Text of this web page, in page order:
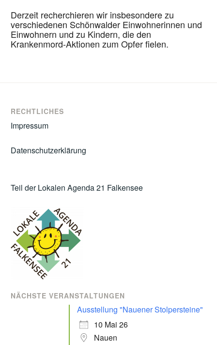
Derzeit recherchieren wir insbesondere zu
verschiedenen Schönwalder Einwohnerinnen und
Einwohnern und zu Kindern, die den
Krankenmord-Aktionen zum Opfer fielen.
RECHTLICHES
Impressum
Datenschutzerklärung
Teil der Lokalen Agenda 21 Falkensee
NÄCHSTE VERANSTALTUNGEN
Ausstellung "Nauener Stolpersteine"
10 Mai 26
Nauen